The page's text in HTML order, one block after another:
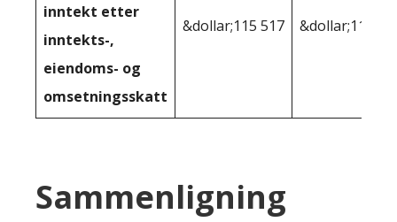
inntekt etter
inntekts-,
eiendoms- og
omsetningsskatt
&dollar;115 517
Sammenligning